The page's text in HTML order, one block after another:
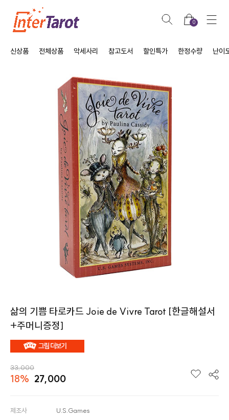
0
신상품 전체상품 악세사리 참고도서 할인특가 한정수량 난이
삶의 기쁨 타로카드 Joie de Vivre Tarot [한글해설서
+주머니증정]
33,000
18% 27,000
제조사 U.S.Games